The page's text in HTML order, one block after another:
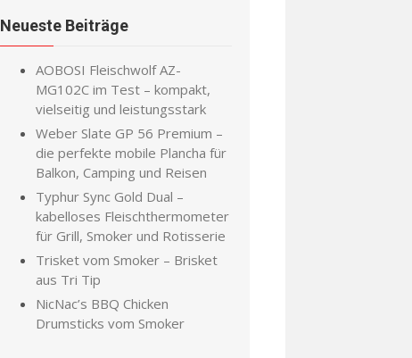
Neueste Beiträge
AOBOSI Fleischwolf AZ-
MG102C im Test – kompakt,
vielseitig und leistungsstark
Weber Slate GP 56 Premium –
die perfekte mobile Plancha für
Balkon, Camping und Reisen
Typhur Sync Gold Dual –
kabelloses Fleischthermometer
für Grill, Smoker und Rotisserie
Trisket vom Smoker – Brisket
aus Tri Tip
NicNac’s BBQ Chicken
Drumsticks vom Smoker